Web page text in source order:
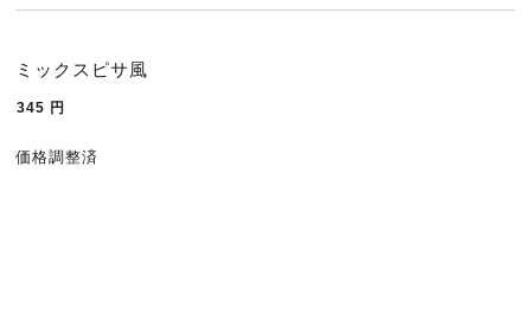
ミックスピサ風
345 円
価格調整済